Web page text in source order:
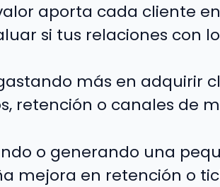
aporta cada cliente
si tus relaciones con
más en adquirir
retención o canales de
o generando una
mejora en retención o